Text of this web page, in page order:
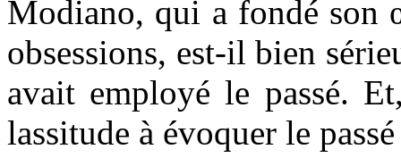
Modiano, qui a fondé son
obsessions, est-il bien
avait employé le passé.
lassitude à évoquer le